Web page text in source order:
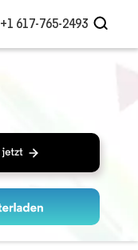
+1 617-765-2493